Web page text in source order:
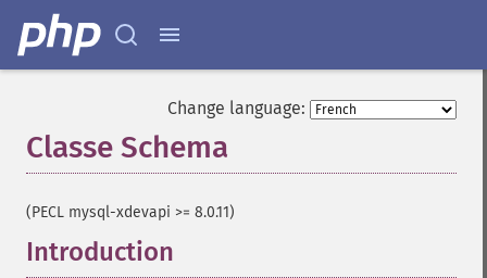
Change language:
Classe Schema
(PECL mysql-xdevapi >= 8.0.11)
Introduction